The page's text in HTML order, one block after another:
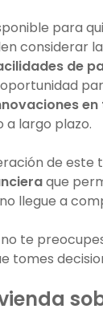
para
considerar la
de
largo plazo.
de este
que
llegue a
te
tomes